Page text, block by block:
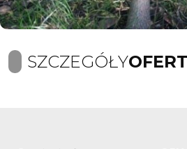
SZCZEGÓŁY